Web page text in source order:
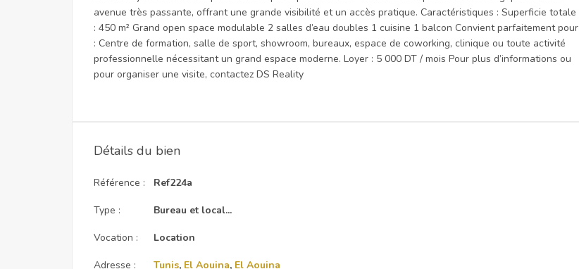
avenue très passante, offrant une grande visibilité et un accès pratique. Caractéristiques : Superficie totale
: 450 m² Grand open space modulable 2 salles d’eau doubles 1 cuisine 1 balcon Convient parfaitement pour
: Centre de formation, salle de sport, showroom, bureaux, espace de coworking, clinique ou toute activité
professionnelle nécessitant un grand espace moderne. Loyer : 5 000 DT / mois Pour plus d’informations ou
pour organiser une visite, contactez DS Reality
Détails du bien
Référence :
Type :
Vocation :
Adresse :
Ref224a
Bureau et local...
Location
Tunis, El Aouina, El Aouina